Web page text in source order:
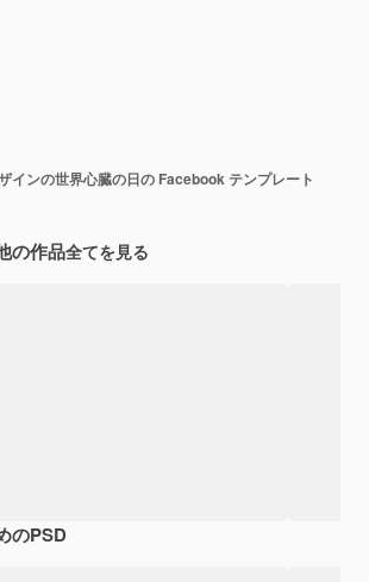
インの世界心臓の日の Facebook テンプレート
の作品全てを見る
のPSD